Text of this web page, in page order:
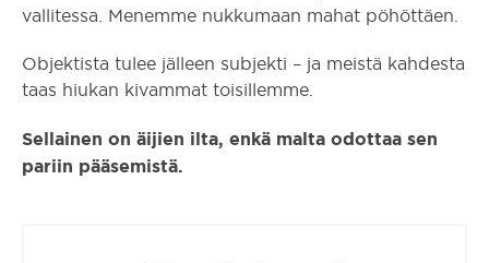
vallitessa. Menemme nukkumaan mahat pöhöttäen.
Objektista tulee jälleen subjekti – ja meistä kahdesta
taas hiukan kivammat toisillemme.
Sellainen on äijien ilta, enkä malta odottaa sen
pariin pääsemistä.